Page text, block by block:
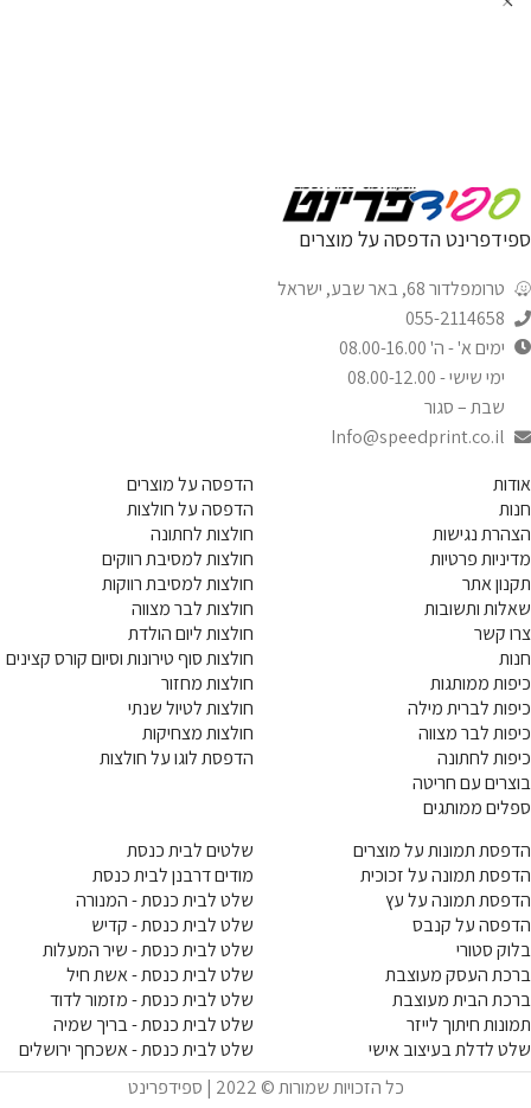
ספידפרינט הדפסה על מוצרים
טרומפלדור 68, באר שבע, ישראל
055-2114658
ימים א' - ה' 08.00-16.00
ימי שישי - 08.00-12.00
שבת – סגור
Info@speedprint.co.il
אודות
חנות
הצהרת נגישות
מדיניות פרטיות
תקנון אתר
שאלות ותשובות
צרו קשר
חנות
כיפות ממותגות
כיפות לברית מילה
כיפות לבר מצווה
כיפות לחתונה
בוצרים עם חריטה
ספלים ממותגים
הדפסה על מוצרים
הדפסה על חולצות
חולצות לחתונה
חולצות למסיבת רווקים
חולצות למסיבת רווקות
חולצות לבר מצווה
חולצות ליום הולדת
חולצות סוף טירונות וסיום קורס קצינים
חולצות מחזור
חולצות לטיול שנתי
חולצות מצחיקות
הדפסת לוגו על חולצות
הדפסת תמונות על מוצרים
הדפסת תמונה על זכוכית
הדפסת תמונה על עץ
הדפסה על קנבס
בלוק סטורי
ברכת העסק מעוצבת
ברכת הבית מעוצבת
תמונות חיתוך לייזר
שלט לדלת בעיצוב אישי
שלטים לבית כנסת
מודים דרבנן לבית כנסת
שלט לבית כנסת - המנורה
שלט לבית כנסת - קדיש
שלט לבית כנסת - שיר המעלות
שלט לבית כנסת - אשת חיל
שלט לבית כנסת - מזמור לדוד
שלט לבית כנסת - בריך שמיה
שלט לבית כנסת - אשכחך ירושלים
כל הזכויות שמורות © 2022 | ספידפרינט